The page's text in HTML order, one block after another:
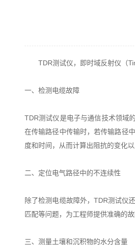
TDR测试仪，即时域反射仪（
一、检测电缆故障
TDR测试仪是电子与通信技术领域
在传输路径中传输时，若传输路径
度和时间，从而计算出阻抗的变化
二、定位电气路径中的不连续性
除了检测电缆故障外，TDR测试仪
匹配等问题，为工程师提供准确的
三、测量土壤和沉积物的水分含量